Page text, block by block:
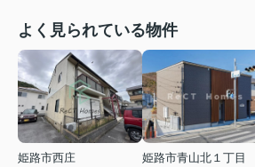
よく見られている物件
姫路市西庄
姫路市青山北１丁目